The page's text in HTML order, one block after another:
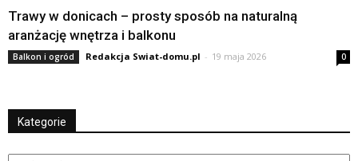
Trawy w donicach – prosty sposób na naturalną
aranżację wnętrza i balkonu
Balkon i ogród Redakcja Swiat-domu.pl - 19 maja 2026 0
Kategorie
Kategorie